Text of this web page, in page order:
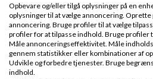
Dinero Regnskabsprogram
Opret nemt og hurtigt
Lav gratis bruger på Dinero i
www.dinero.dk
Opbevare og/eller tilgå oplysninger på en
oplysninger til at vælge annoncering.
annoncering. Bruge profiler til at vælge
profiler for at tilpasse indhold. Bruge profiler
Måle annonceringseffektivitet. Måle
gennem statistikker eller kombinationer af
Udvikle og forbedre tjenester. Bruge
indhold.